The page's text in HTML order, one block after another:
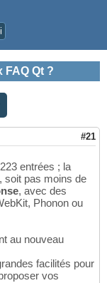
Qt ?
#21
entrées ; la
, soit pas moins de
, avec des
Phonon ou
au nouveau
facilités pour
vos